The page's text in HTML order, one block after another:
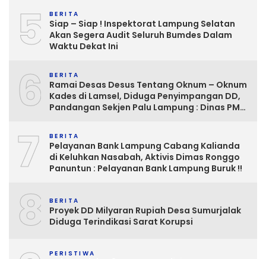
5 BERITA
Siap – Siap ! Inspektorat Lampung Selatan
Akan Segera Audit Seluruh Bumdes Dalam
Waktu Dekat Ini
6 BERITA
Ramai Desas Desus Tentang Oknum – Oknum
Kades di Lamsel, Diduga Penyimpangan DD,
Pandangan Sekjen Palu Lampung : Dinas PMD
7 BERITA
Pelayanan Bank Lampung Cabang Kalianda
di Keluhkan Nasabah, Aktivis Dimas Ronggo
Panuntun : Pelayanan Bank Lampung Buruk !!
8 BERITA
Proyek DD Milyaran Rupiah Desa Sumurjalak
Diduga Terindikasi Sarat Korupsi
PERISTIWA